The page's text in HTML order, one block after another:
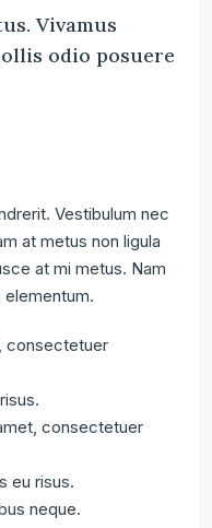
Vivamus
odio posuere
Vestibulum nec
at metus non ligula
at mi metus. Nam
elementum.
consectetuer
consectetuer
eu risus.
neque.